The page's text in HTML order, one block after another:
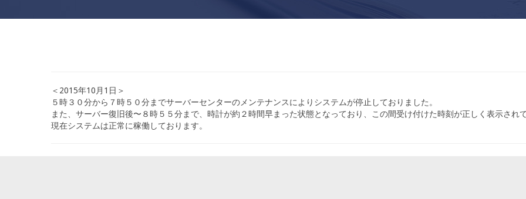
＜2015年10月1日＞
５時３０分から７時５０分までサーバーセンターのメンテナンスによりシステムが停止しておりました。
また、サーバー復旧後〜８時５５分まで、時計が約２時間早まった状態となっており、この間受け付けた時刻が正しく表示され
現在システムは正常に稼働しております。